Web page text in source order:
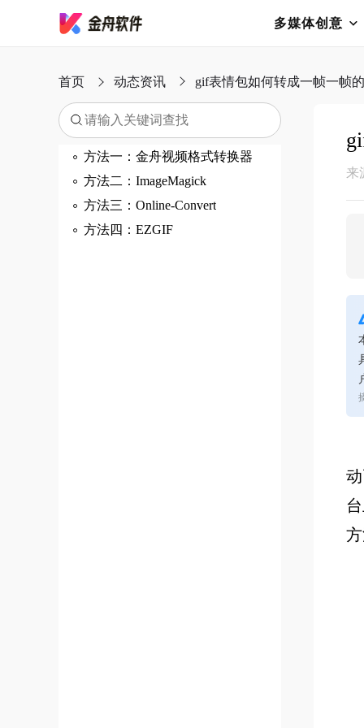
多媒体创意
首页 动态资讯 gif表情包如何转成一帧一帧
方法一：金舟视频格式转换器
方法二：ImageMagick
方法三：Online-Convert
方法四：EZGIF
来